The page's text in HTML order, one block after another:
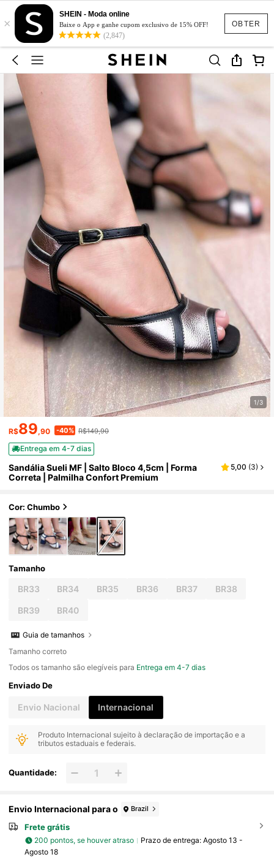
OBTER
×
SHEIN - Moda online
Baixe o App e ganhe cupom exclusivo de 15% OFF!
(2,847)
1/3
R$89,90 -40% R$149,90
Entrega em 4-7 dias
Sandália Sueli MF | Salto Bloco 4,5cm | Forma
Correta | Palmilha Confort Premium
5,00 (3)
Cor: Chumbo
Tamanho
BR33 BR34 BR35 BR36 BR37 BR38
BR39 BR40
Guia de tamanhos
Tamanho correto
Todos os tamanho são elegíveis para Entrega em 4-7 dias
Enviado De
Envio Nacional Internacional
Produto Internacional sujeito à declaração de importação e a
tributos estaduais e federais.
Quantidade:
Envio Internacional para o Brazil
Frete grátis
200 pontos, se houver atraso Prazo de entrega: Agosto 13 -
Agosto 18